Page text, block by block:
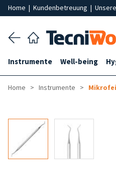
Home | Kundenbetreuung |
Instrumente Well-being
Home Instrumente